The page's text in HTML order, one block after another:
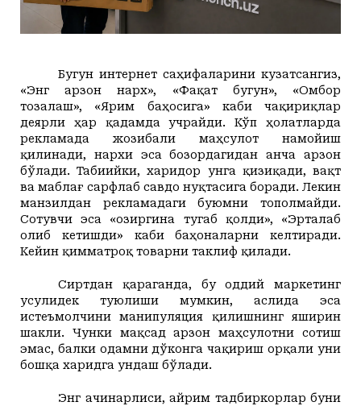
Бугун интернет саҳифаларини кузатсангиз,
«Энг арзон нарх», «Фақат бугун», «Омбор
тозалаш», «Ярим баҳосига» каби чақириқлар
деярли ҳар қадамда учрайди.Кўп ҳолатларда
рекламада жозибали маҳсулот намойиш
қилинади, нархи эса бозордагидан анча арзон
бўлади. Табиийки, харидор унга қизиқади, вақт
ва маблағ сарфлаб савдо нуқтасига боради. Лекин
манзилдан рекламадаги буюмни тополмайди.
Сотувчи эса «Ҳозиргина тугаб қолди», «Эрталаб
олиб кетишди» каби баҳоналарни келтиради.
Кейин қимматроқ товарни таклиф қилади.
Сиртдан қараганда, бу оддий маркетинг
усулидек туюлиши мумкин, аслида эса
истеъмолчини манипуляция қилишнинг яширин
шакли. Чунки мақсад арзон маҳсулотни сотиш
эмас, балки одамни дўконга чақириш орқали уни
бошқа харидга ундаш бўлади.
Энг ачинарлиси, айрим тадбиркорлар буни